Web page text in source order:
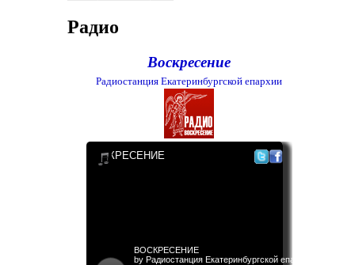
Радио
Воскресение
Радиостанция Екатеринбургской епархии